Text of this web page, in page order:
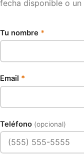
fecha disponible o
Tu nombre *
Email *
Teléfono (opcional)